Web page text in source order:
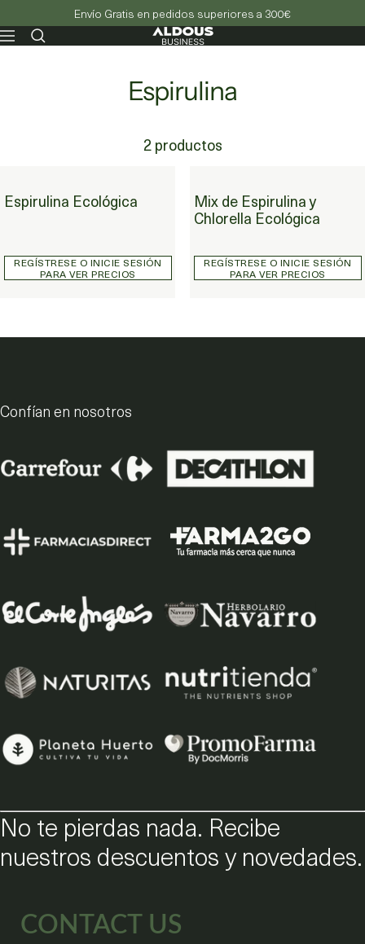
Envío Gratis en pedidos superiores a 300€
Navegación Aldous
-
Espirulina
2 productos
Espirulina Ecológica
REGÍSTRESE O INICIE SESIÓN
PARA VER PRECIOS
Mix de Espirulina y
Chlorella Ecológica
REGÍSTRESE O INICIE SESIÓN
PARA VER PRECIOS
Confían en nosotros
No te pierdas nada. Recibe
nuestros descuentos y novedades.
CONTACT US